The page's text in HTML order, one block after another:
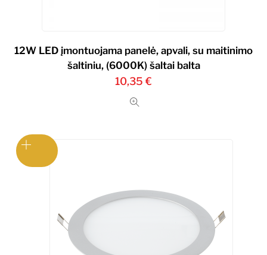
12W LED įmontuojama panelė, apvali, su maitinimo
šaltiniu, (6000K) šaltai balta
10,35 €